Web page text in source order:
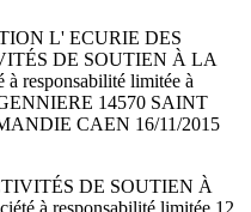
L' ECURIE DES
DE SOUTIEN À LA
responsabilité limitée à
14570 SAINT
CAEN 16/11/2015
DE SOUTIEN À